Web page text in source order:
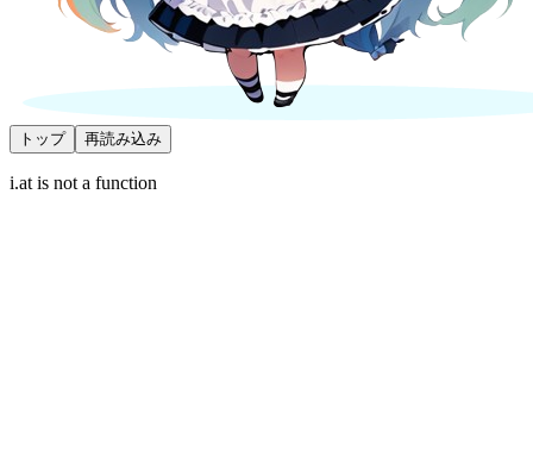
トップ 再読み込み
i.at is not a function